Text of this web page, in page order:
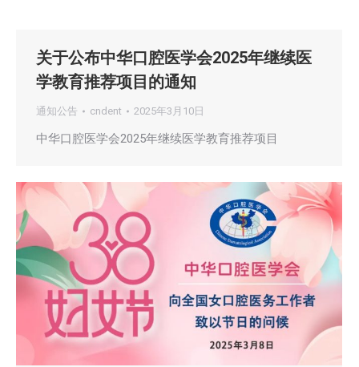
关于公布中华口腔医学会2025年继续医
学教育推荐项目的通知
通知公告 cndent 2025年3月10日
中华口腔医学会2025年继续医学教育推荐项目